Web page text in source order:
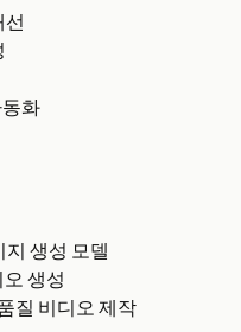
화
생성 모델
생성
질 비디오 제작